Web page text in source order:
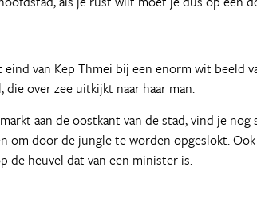
van Kep Thmei bij een enorm wit beeld
over zee uitkijkt naar haar man.
aan de oostkant van de stad, vind je
om door de jungle te worden opgeslokt.
de heuvel dat van een minister is.